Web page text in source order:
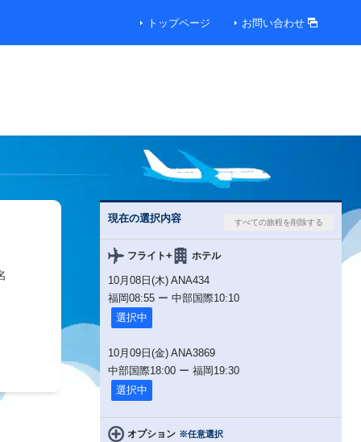
トップページ お問い合わせ
現在の選択内容
フライト+ ホテル
10月08日(木) ANA434
福岡08:55 ー 中部国際10:10
選択中
10月09日(金) ANA3869
中部国際18:00 ー 福岡 19:30
選択中
オプション ※任意選択